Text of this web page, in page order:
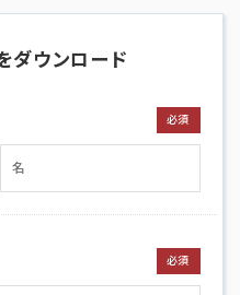
ダウンロード
必須
必須